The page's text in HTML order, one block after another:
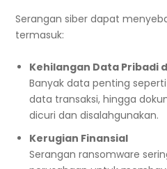
Serangan siber dapat
termasuk:
Kehilangan Data Pribadi
Banyak data penting
data transaksi, hingga
dicuri dan disalahgunakan.
Kerugian Finansial
Serangan ransomware